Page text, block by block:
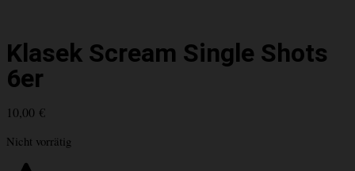
Klasek Scream Single Shots
6er
10,00 €
Nicht vorrätig